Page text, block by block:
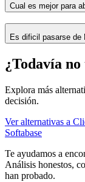
Cual es mejor para
Es dificil pasarse de
¿Todavía no
Explora más
decisión.
Ver alternativas a
Softabase
Te ayudamos a
Análisis honestos,
han probado.